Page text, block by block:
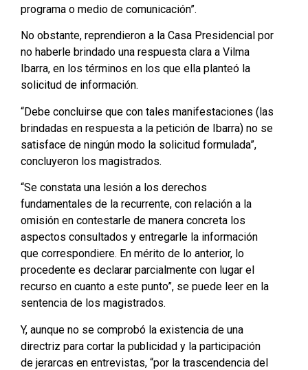
programa o medio de comunicación”.
No obstante, reprendieron a la Casa Presidencial por
no haberle brindado una respuesta clara a Vilma
Ibarra, en los términos en los que ella planteó la
solicitud de información.
“Debe concluirse que con tales manifestaciones (las
brindadas en respuesta a la petición de Ibarra) no se
satisface de ningún modo la solicitud formulada”,
concluyeron los magistrados.
“Se constata una lesión a los derechos
fundamentales de la recurrente, con relación a la
omisión en contestarle de manera concreta los
aspectos consultados y entregarle la información
que correspondiere. En mérito de lo anterior, lo
procedente es declarar parcialmente con lugar el
recurso en cuanto a este punto”, se puede leer en la
sentencia de los magistrados.
Y, aunque no se comprobó la existencia de una
directriz para cortar la publicidad y la participación
de jerarcas en entrevistas, “por la trascendencia del